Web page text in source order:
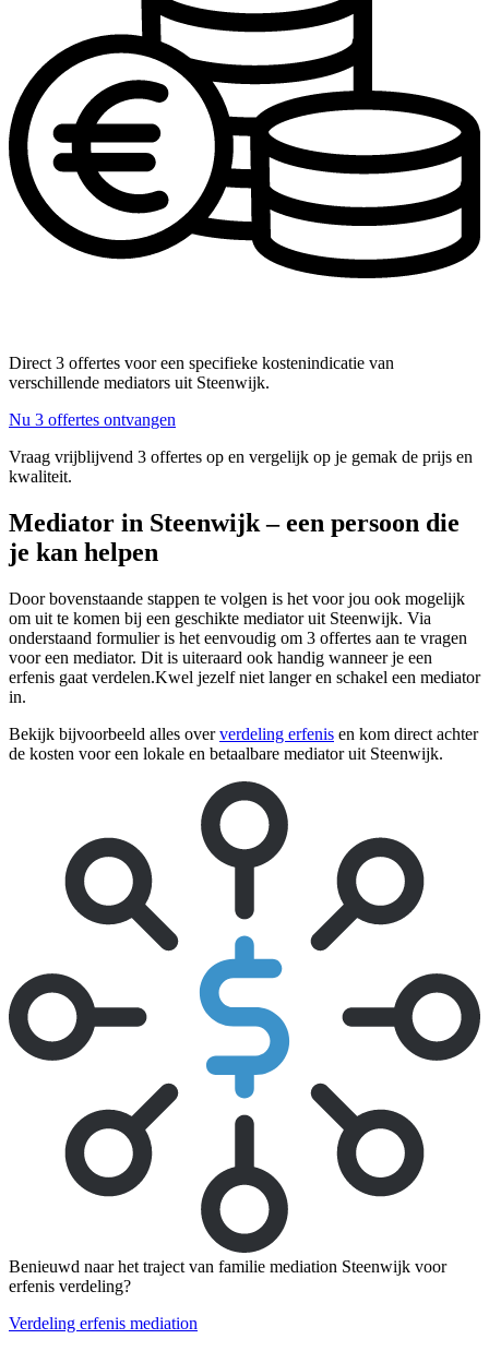
Direct 3 offertes voor een specifieke kostenindicatie van
verschillende mediators uit Steenwijk.
Nu 3 offertes ontvangen
Vraag vrijblijvend 3 offertes op en vergelijk op je gemak de prijs en
kwaliteit.
Mediator in Steenwijk – een persoon die
je kan helpen
Door bovenstaande stappen te volgen is het voor jou ook mogelijk
om uit te komen bij een geschikte mediator uit Steenwijk. Via
onderstaand formulier is het eenvoudig om 3 offertes aan te vragen
voor een mediator. Dit is uiteraard ook handig wanneer je een
erfenis gaat verdelen.Kwel jezelf niet langer en schakel een mediator
in.
Bekijk bijvoorbeeld alles oververdeling erfenis en kom direct achter
de kosten voor een lokale en betaalbare mediator uit Steenwijk.
Benieuwd naar het traject van familie mediation Steenwijk voor
erfenis verdeling?
Verdeling erfenis mediation